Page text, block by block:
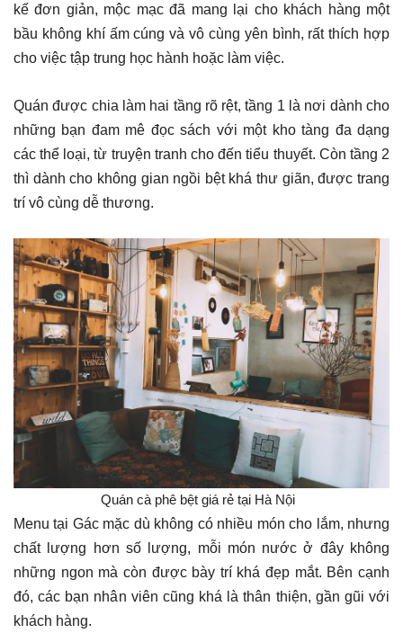
kế đơn giản, mộc mạc đã mang lại cho khách hàng một
bầu không khí ấm cúng và vô cùng yên bình, rất thích hợp
cho việc tập trung học hành hoặc làm việc.
Quán được chia làm hai tầng rõ rệt, tầng 1 là nơi dành cho
những bạn đam mê đọc sách với một kho tàng đa dạng
các thể loại, từ truyện tranh cho đến tiểu thuyết. Còn tầng 2
thì dành cho không gian ngồi bệt khá thư giãn, được trang
trí vô cùng dễ thương.
Quán cà phê bệt giá rẻ tại Hà Nội ​
Menu tại Gác mặc dù không có nhiều món cho lắm, nhưng
chất lượng hơn số lượng, mỗi món nước ở đây không
những ngon mà còn được bày trí khá đẹp mắt. Bên cạnh
đó, các bạn nhân viên cũng khá là thân thiện, gần gũi với
khách hàng.